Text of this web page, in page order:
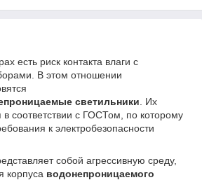
есть риск контакта влаги с
В этом отношении
светильники . Их
в соответствии с ГОСТом, по которому
к электробезопасности
собой агрессивную среду,
корпуса водонепроницаемого